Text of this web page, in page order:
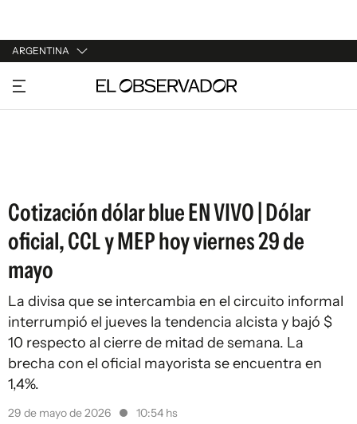
ARGENTINA
URUGUAY
ARGENTINA
Cotización dólar blue EN VIVO | Dólar
oficial, CCL y MEP hoy viernes 29 de
mayo
La divisa que se intercambia en el circuito informal
interrumpió el jueves la tendencia alcista y bajó $
10 respecto al cierre de mitad de semana. La
brecha con el oficial mayorista se encuentra en
1,4%.
29 de mayo de 2026 10:54 hs